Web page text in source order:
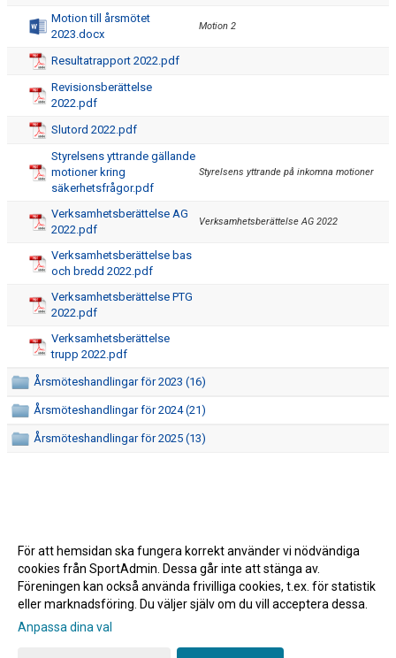
ENERGIBRIST OCH ÄTSTÖRNING
GDPR
ANDT-POLICY
NYHETER
Motion till årsmötet
2023.docx
Motion 2
Resultatrapport 2022.pdf
Revisionsberättelse
2022.pdf
Slutord 2022.pdf
Styrelsens yttrande gällande
motioner kring
säkerhetsfrågor.pdf
Styrelsens yttrande på inkomna motioner
Verksamhetsberättelse AG
2022.pdf
Verksamhetsberättelse AG 2022
Verksamhetsberättelse bas
och bredd 2022.pdf
Verksamhetsberättelse PTG
2022.pdf
Verksamhetsberättelse
trupp 2022.pdf
Årsmöteshandlingar för 2023 (16)
Årsmöteshandlingar för 2024 (21)
Årsmöteshandlingar för 2025 (13)
Gå till Webbversion
För att hemsidan ska fungera korrekt använder vi nödvändiga
cookies från SportAdmin. Dessa går inte att stänga av.
Föreningen kan också använda frivilliga cookies, t.ex. för statistik
eller marknadsföring. Du väljer själv om du vill acceptera dessa.
Anpassa dina val